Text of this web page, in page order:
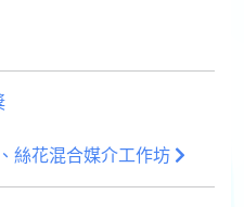
絲花混合媒介工作坊